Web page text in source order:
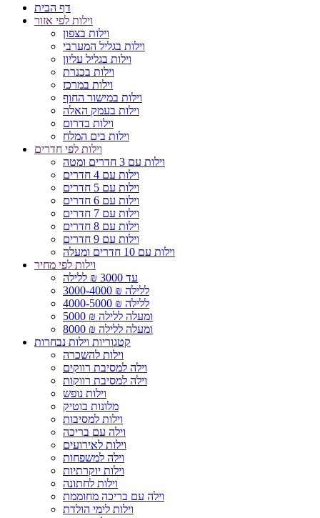
דף הבית
וילות לפי אזור
וילות בצפון
וילות בגליל המערבי
וילות בגליל עליון
וילות בכנרת
וילות במרכז
וילות במישור החוף
וילות בעמק האלה
וילות בדרום
וילות בים המלח
וילות לפי חדרים
וילות עם 3 חדרים ומטה
וילות עם 4 חדרים
וילות עם 5 חדרים
וילות עם 6 חדרים
וילות עם 7 חדרים
וילות עם 8 חדרים
וילות עם 9 חדרים
וילות עם 10 חדרים ומעלה
וילות לפי מחיר
עד 3000 ₪ ללילה
3000-4000 ₪ ללילה
4000-5000 ₪ ללילה
5000 ₪ ומעלה ללילה
8000 ₪ ומעלה ללילה
קטגוריות וילות נבחרות
וילות להשכרה
וילה למסיבת רווקים
וילה למסיבת רווקות
וילות נופש
מלונות בוטיק
וילות למסיבות
וילה עם בריכה
וילות לאירועים
וילה למשפחות
וילות יוקרתיות
וילות לחתונה
וילה עם בריכה מחוממת
וילות לימי הולדת